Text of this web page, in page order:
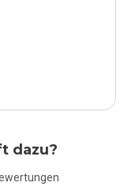
dazu?